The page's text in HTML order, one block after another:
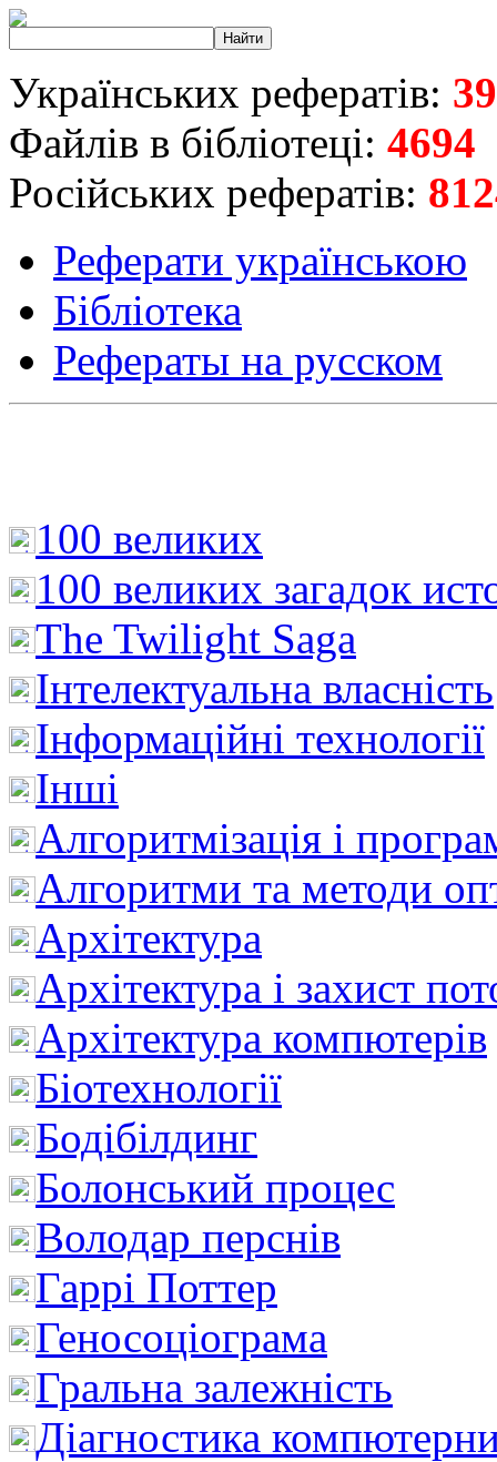
Українських рефератів:
Файлів в бібліотеці: 4694
Російських рефератів:
Реферати українською
Бібліотека
Рефераты на русском
100 великих
100 великих загадок
The Twilight Saga
Інтелектуальна влaсність
Інформаційні технології
Інші
Алгоритмізація і
Алгоритми та методи
Архітектура
Архітектура і захист
Архітектура компютерів
Біотехнології
Бодібілдинг
Болонський процес
Володар перснів
Гаррі Поттер
Геносоціограма
Гральна залежність
Діагностика